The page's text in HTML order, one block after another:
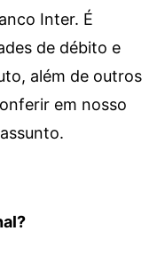
Inter. É
de débito e
além de outros
em nosso